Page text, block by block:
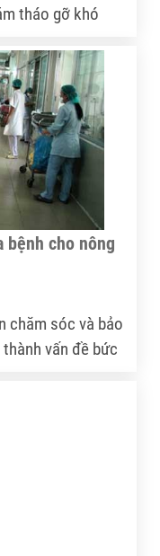
tháo gỡ khó
bệnh cho nông
chăm sóc và bảo
vấn đề bức
có thẻ bảo hiểm
một thời gian.
này?